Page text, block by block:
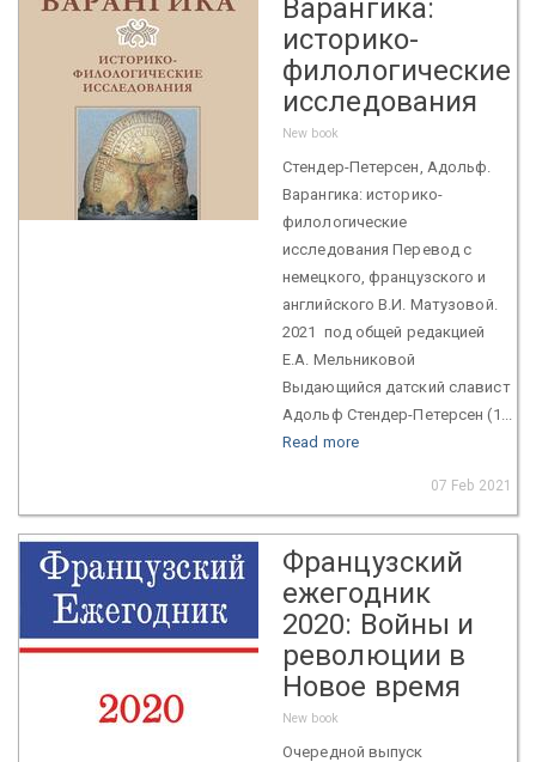
Варангика:
историко-
филологические
исследования
New book
Стендер-Петерсен, Адольф.
Варангика: историко-
филологические
исследования Перевод с
немецкого, французского и
английского В.И. Матузовой.
2021 под общей редакцией
Е.А. Мельниковой
Выдающийся датский славист
Адольф Стендер-Петерсен (1...
Read more
07 Feb 2021
Французский
ежегодник
2020: Войны и
революции в
Новое время
New book
Очередной выпуск